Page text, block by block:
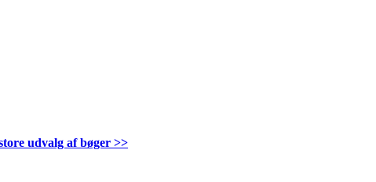
udvalg af bøger >>